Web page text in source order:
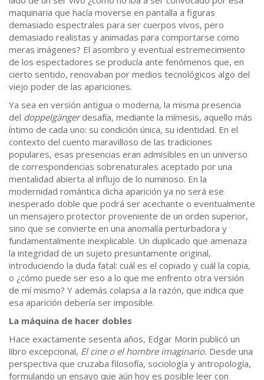
maquinaria que hacía moverse en pantalla a figuras
demasiado espectrales para ser cuerpos vivos, pero
demasiado realistas y animadas para comportarse como
meras imágenes? El asombro y eventual estremecimiento
de los espectadores se producía ante fenómenos que, en
cierto sentido, renovaban por medios tecnológicos algo del
viejo poder de las apariciones.
Ya sea en versión antigua o moderna, la misma presencia
del doppelgängerdesafía, mediante la mímesis, aquello más
íntimo de cada uno: su condición única, su identidad. En el
contexto del cuento maravilloso de las tradiciones
populares, esas presencias eran admisibles en un universo
de correspondencias sobrenaturales aceptado por una
mentalidad abierta al influjo de lo numinoso. En la
modernidad romántica dicha aparición ya no será ese
inesperado doble que podrá ser acechante o eventualmente
un mensajero protector proveniente de un orden superior,
sino que se convierte en una anomalía perturbadora y
fundamentalmente inexplicable. Un duplicado que amenaza
la integridad de un sujeto presuntamente original,
introduciendo la duda fatal: cuál es el copiado y cuál la copia,
o ¿cómo puede ser eso a lo que me enfrento otra versión
de mí mismo? Y además colapsa a la razón, que indica que
esa aparición debería ser imposible.
La máquina de hacer dobles
Hace exactamente sesenta años, Edgar Morin publicó un
libro excepcional, El cine o el hombre imaginario. Desde una
perspectiva que cruzaba filosofía, sociología y antropología,
formulando un ensayo que aún hoy es posible leer con